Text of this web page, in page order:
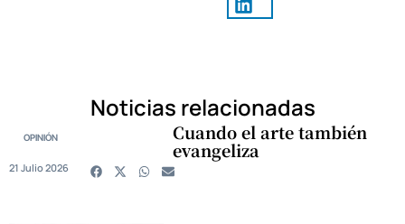
Noticias relacionadas
OPINIÓN Cuando el arte también
evangeliza
21 Julio 2026